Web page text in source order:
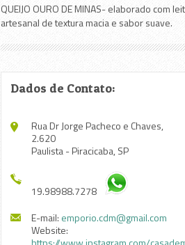
QUEIJO OURO DE MINAS- elaborado com
artesanal de textura macia e sabor suave.
Dados de Contato:
Rua Dr Jorge Pacheco e Chaves,
2.620
Paulista - Piracicaba, SP
19.98988.7278
E-mail: emporio.cdm@gmail.com
Website: